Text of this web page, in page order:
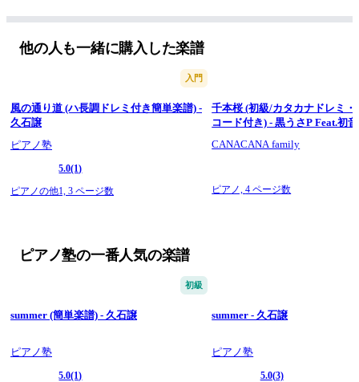
他の人も一緒に購入した楽譜
入門
風の通り道 (ハ長調ドレミ付き簡単楽譜) -
久石譲
ピアノ塾
5.0(1)
ピアノの他1, 3 ページ数
千本桜 (初級/カタカナドレミ・
コード付き) - 黒うさP Feat.初
CANACANA family
ピアノ,4 ページ数
ピアノ塾の一番人気の楽譜
初級
summer (簡単楽譜) - 久石譲
ピアノ塾
5.0(1)
summer - 久石譲
ピアノ塾
5.0(3)